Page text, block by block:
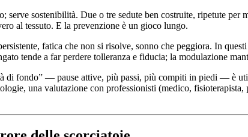
serve sostenibilità. Due o tre sedute ben costruite, ripetute per
al tessuto. E la prevenzione è un gioco lungo.
fatica che non si risolve, sonno che peggiora. In
tende a far perdere tolleranza e fiducia; la modulazione
fondo” — pause attive, più passi, più compiti in piedi — è
una valutazione con professionisti (medico, fisioterapista,